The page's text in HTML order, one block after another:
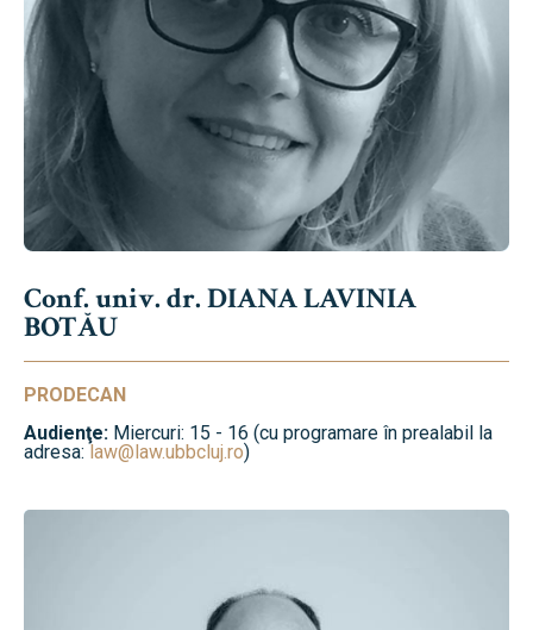
Conf. univ. dr. DIANA LAVINIA
BOTĂU
PRODECAN
Audienţe: Miercuri: 15 - 16 (cu programare în prealabil la
adresa: law@law.ubbcluj.ro)